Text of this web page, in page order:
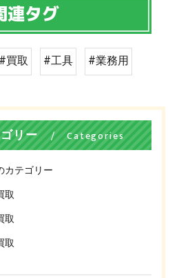
連タグ
#買取 #工具 #業務用
リー Categories
カテゴリー
取
取
取